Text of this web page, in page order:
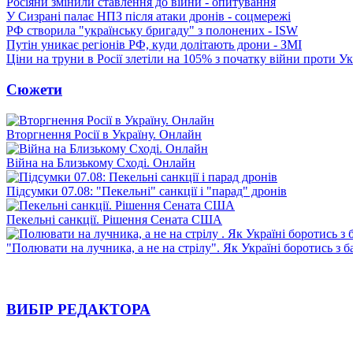
У Сизрані палає НПЗ після атаки дронів - соцмережі
РФ створила "українську бригаду" з полонених - ISW
Путін уникає регіонів РФ, куди долітають дрони - ЗМІ
Ціни на труни в Росії злетіли на 105% з початку війни проти
Сюжети
Вторгнення Росії в Україну. Онлайн
Війна на Близькому Сході. Онлайн
Підсумки 07.08: "Пекельні" санкції і "парад" дронів
Пекельні санкції. Рішення Сената США
"Полювати на лучника, а не на стрілу". Як Україні боротись з
ВИБІР РЕДАКТОРА